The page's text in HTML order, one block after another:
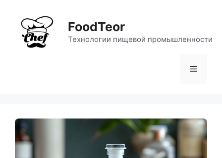
содержимому
FoodTeor
Технологии пищевой промышленности
Меню